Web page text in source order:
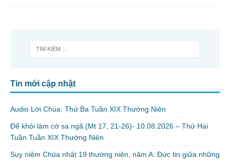
Tin mới cập nhật
Audio Lời Chúa: Thứ Ba Tuần XIX Thường Niên
Để khỏi làm cớ sa ngã (Mt 17, 21-26)- 10.08.2026 – Thứ Hai
Tuần Tuần XIX Thường Niên
Suy niệm Chúa nhật 19 thường niên, năm A: Đức tin giữa những